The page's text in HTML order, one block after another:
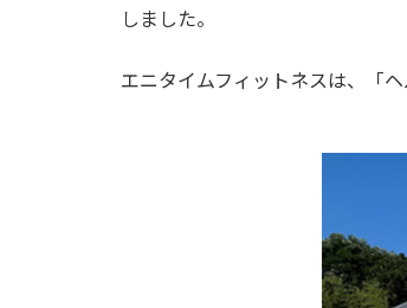
しました。
エニタイムフィットネスは、「